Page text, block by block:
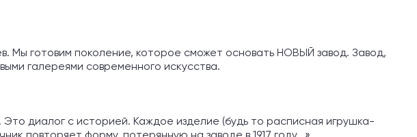
Мы готовим поколение, которое сможет основать НОВЫЙ завод. Завод,
галереями современного искусства.
диалог с историей. Каждое изделие (будь то расписная игрушка-